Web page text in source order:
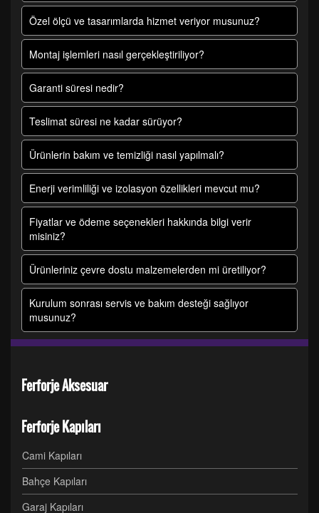
Özel ölçü ve tasarımlarda hizmet veriyor musunuz?
Montaj işlemleri nasıl gerçekleştiriliyor?
Garanti süresi nedir?
Teslimat süresi ne kadar sürüyor?
Ürünlerin bakım ve temizliği nasıl yapılmalı?
Enerji verimliliği ve izolasyon özellikleri mevcut mu?
Fiyatlar ve ödeme seçenekleri hakkında bilgi verir
misiniz?
Ürünleriniz çevre dostu malzemelerden mi üretiliyor?
Kurulum sonrası servis ve bakım desteği sağlıyor
musunuz?
Ferforje Aksesuar
Ferforje Kapıları
Cami Kapıları
Bahçe Kapıları
Garaj Kapıları